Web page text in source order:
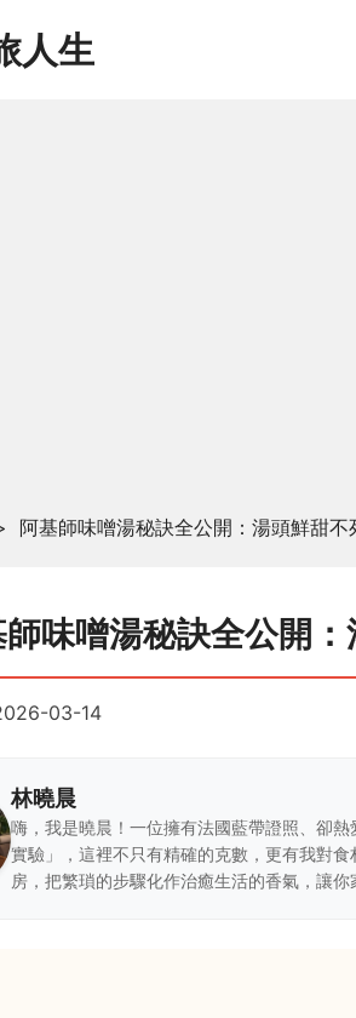
人生
阿基師味噌湯秘訣全公開：湯頭鮮甜不
師味噌湯秘訣全公開
03-14
林曉晨
嗨，我是曉晨！一位擁有法國藍帶證照、卻
實驗」，這裡不只有精確的克數，更有我對
房，把繁瑣的步驟化作治癒生活的香氣，讓你